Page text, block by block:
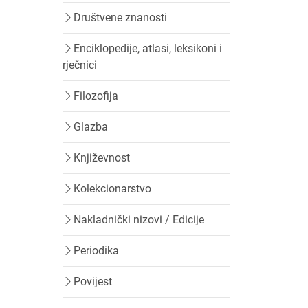
Društvene znanosti
Enciklopedije, atlasi, leksikoni i
rječnici
Filozofija
Glazba
Književnost
Kolekcionarstvo
Nakladnički nizovi / Edicije
Periodika
Povijest